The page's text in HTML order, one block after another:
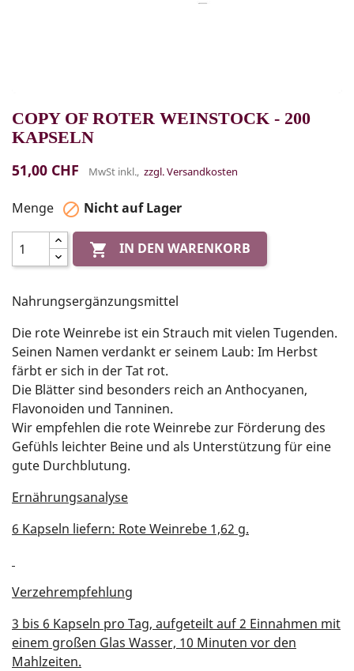
COPY OF ROTER WEINSTOCK - 200
KAPSELN
51,00 CHF MwSt inkl., zzgl. Versandkosten
Menge  Nicht auf Lager
 IN DEN WARENKORB
Nahrungsergänzungsmittel
Die rote Weinrebe ist ein Strauch mit vielen Tugenden.
Seinen Namen verdankt er seinem Laub: Im Herbst
färbt er sich in der Tat rot.
Die Blätter sind besonders reich an Anthocyanen,
Flavonoiden und Tanninen.
Wir empfehlen die rote Weinrebe zur Förderung des
Gefühls leichter Beine und als Unterstützung für eine
gute Durchblutung.
Ernährungsanalyse
6 Kapseln liefern: Rote Weinrebe 1,62 g.
Verzehrempfehlung
3 bis 6 Kapseln pro Tag, aufgeteilt auf 2 Einnahmen mit
einem großen Glas Wasser, 10 Minuten vor den
Mahlzeiten.